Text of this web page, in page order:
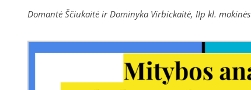
Domantė Ščiukaitė ir Dominyka Virbickaitė, IIp kl. mokinės